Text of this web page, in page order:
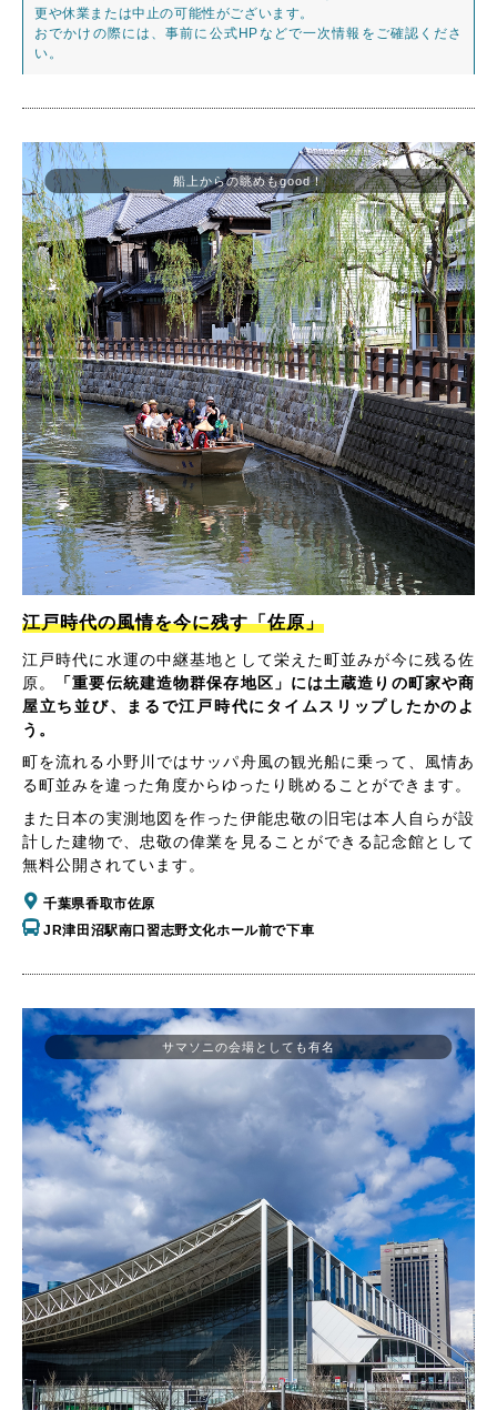
更や休業または中止の可能性がございます。
おでかけの際には、事前に公式HPなどで一次情報をご確認くださ
い。
船上からの眺めもgood！
江戸時代の風情を今に残す「佐原」
江戸時代に水運の中継基地として栄えた町並みが今に残る佐
原。
「重要伝統建造物群保存地区」には土蔵造りの町家や商
屋立ち並び、まるで江戸時代にタイムスリップしたかのよ
う。
町を流れる小野川ではサッパ舟風の観光船に乗って、風情あ
る町並みを違った角度からゆったり眺めることができます。
また日本の実測地図を作った伊能忠敬の旧宅は本人自らが設
計した建物で、忠敬の偉業を見ることができる記念館として
無料公開されています。
千葉県香取市佐原
JR津田沼駅南口習志野文化ホール前で下車
サマソニの会場としても有名